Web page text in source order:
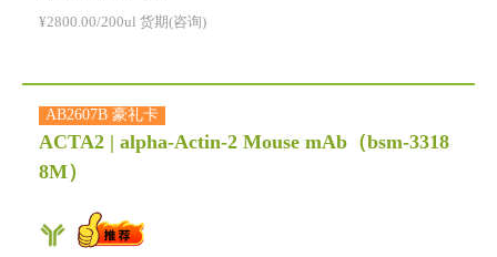
¥2800.00/200ul 货期(咨询)
AB2607B 豪礼卡
ACTA2 | alpha-Actin-2 Mouse mAb （bsm-3318
8M）